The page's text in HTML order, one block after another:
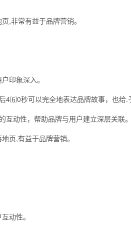
,非常有益于品牌营销。
印象深入。
秒可以完全地表达品牌故事，也给.
动性，帮助品牌与用户建立深层关联。
页,有益于品牌营销。
动性。